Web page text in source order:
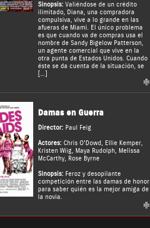
Sinopsis:Valiéndose de un crédito
ilimitado, Diana, una compradora
compulsiva, vive a lo grande en las
afueras de Miami. El único problema
es que cuando va de compras usa el
nombre de Sandy Bigelow Patterson,
un agente comercial que vive en la
otra punta de Estados Unidos. Cuando
éste se da cuenta de la situación, se
[…]
Damas en Guerra
Director: Paul Feig
Actores: Chris O'Dowd, Ellie Kemper,
Kristen Wiig, Maya Rudolph, Melissa
McCarthy, Rose Byrne
Sinopsis:Feroz y desopilante
competición entre las damas de honor
para saber quién es la mejor amiga de
la novia.